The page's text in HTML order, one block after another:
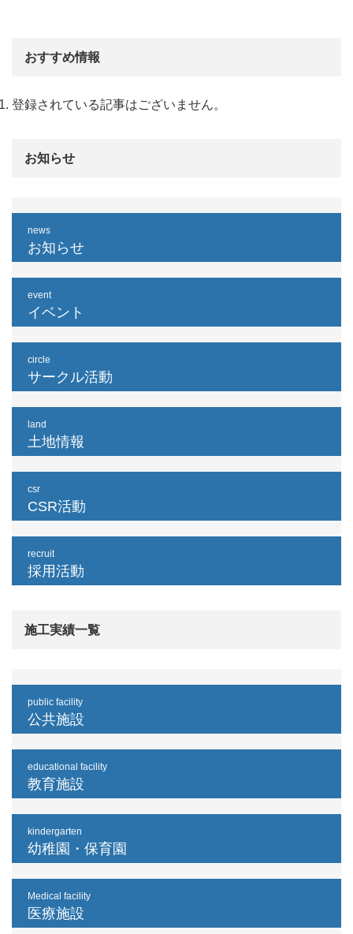
おすすめ情報
登録されている記事はございません。
お知らせ
news
お知らせ
event
イベント
circle
サークル活動
land
土地情報
csr
CSR活動
recruit
採用活動
施工実績一覧
public facility
公共施設
educational facility
教育施設
kindergarten
幼稚園・保育園
Medical facility
医療施設